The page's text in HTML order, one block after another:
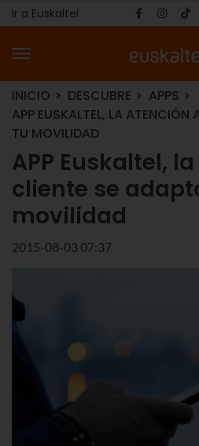
Ir a Euskaltel
INICIO DESCUBRE
APPS
APP EUSKALTEL, LA ATENCIÓN
TU MOVILIDAD
APP Euskaltel,
cliente se
movilidad
2015-08-03 07:37